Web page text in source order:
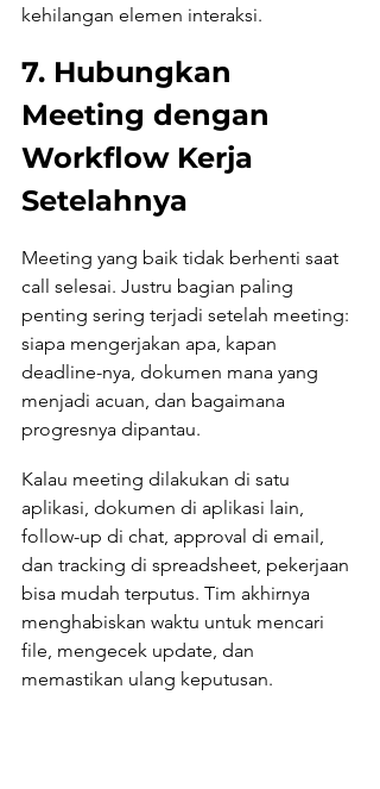
kehilangan elemen interaksi.
7. Hubungkan
Meeting dengan
Workflow Kerja
Setelahnya
Meeting yang baik tidak berhenti saat
call selesai. Justru bagian paling
penting sering terjadi setelah meeting:
siapa mengerjakan apa, kapan
deadline-nya, dokumen mana yang
menjadi acuan, dan bagaimana
progresnya dipantau.
Kalau meeting dilakukan di satu
aplikasi, dokumen di aplikasi lain,
follow-up di chat, approval di email,
dan tracking di spreadsheet, pekerjaan
bisa mudah terputus. Tim akhirnya
menghabiskan waktu untuk mencari
file, mengecek update, dan
memastikan ulang keputusan.